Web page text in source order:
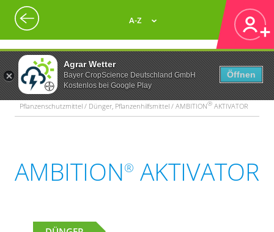
Agrar Wetter
Bayer CropScience Deutschland GmbH
Kostenlos bei Google Play
Öffnen
A-Z
Pflanzenschutzmittel / Dünger, Pflanzenhilfsmittel / AMBITION® AKTIVATOR
AMBITION® AKTIVATOR